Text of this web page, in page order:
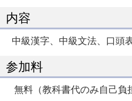
内容
中級漢字、中級文法、口頭
参加料
無料（教科書代のみ自己負